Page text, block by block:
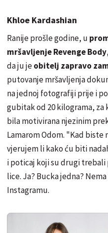
Khloe Kardashian
Ranije prošle godine, u
mršavljenje Revenge Body
da ju jeobitelj zapravo
putovanje mršavljenja
na jednoj fotografiji prije i
gubitak od 20 kilograma, za
bila motivirana njezinim
Lamarom Odom. "Kad
vjerujem li kako ću biti
i poticaj koji su drugi trebali
lice. Ja? Bucka jedna?
Instagramu.